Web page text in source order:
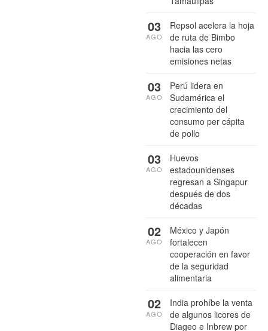
Repsol acelera la hoja
de ruta de Bimbo
hacia las cero
emisiones netas
03
AGO
Perú lidera en
Sudamérica el
crecimiento del
consumo per cápita
de pollo
03
AGO
Huevos
estadounidenses
regresan a Singapur
después de dos
décadas
03
AGO
México y Japón
fortalecen
cooperación en favor
de la seguridad
alimentaria
02
AGO
India prohíbe la venta
de algunos licores de
Diageo e Inbrew por
02
AGO